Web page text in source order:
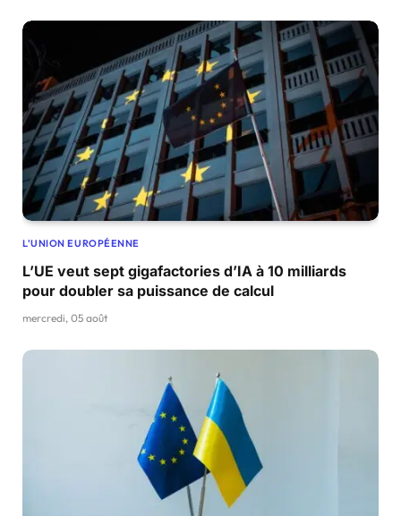
L'UNION EUROPÉENNE
L’UE veut sept gigafactories d’IA à 10 milliards
pour doubler sa puissance de calcul
mercredi, 05 août